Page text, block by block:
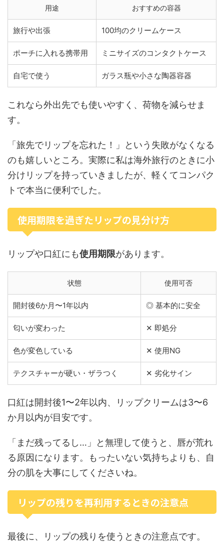
用途 おすすめの容器
旅行や出張 100均のクリームケース
ポーチに入れる携帯用 ミニサイズのコンタクトケース
自宅で使う ガラス瓶や小さな陶器容器
これなら外出先でも使いやすく、荷物を減らせま
す。
「旅先でリップを忘れた！」という失敗がなくなる
のも嬉しいところ。実際に私は海外旅行のときに小
分けリップを持っていきましたが、軽くてコンパク
トで本当に便利でした。
使用期限を過ぎたリップの見分け方
リップや口紅にも使用期限があります。
状態 使用可否
開封後6か月〜1年以内 ◎ 基本的に安全
匂いが変わった ✕ 即処分
色が変色している ✕ 使用NG
テクスチャーが硬い・ザラつく ✕ 劣化サイン
口紅は開封後1〜2年以内、リップクリームは3〜6
か月以内が目安です。
「まだ残ってるし…」と無理して使うと、唇が荒れ
る原因になります。もったいない気持ちよりも、自
分の肌を大事にしてくださいね。
リップの残りを再利用するときの注意点
最後に、リップの残りを使うときの注意点です。